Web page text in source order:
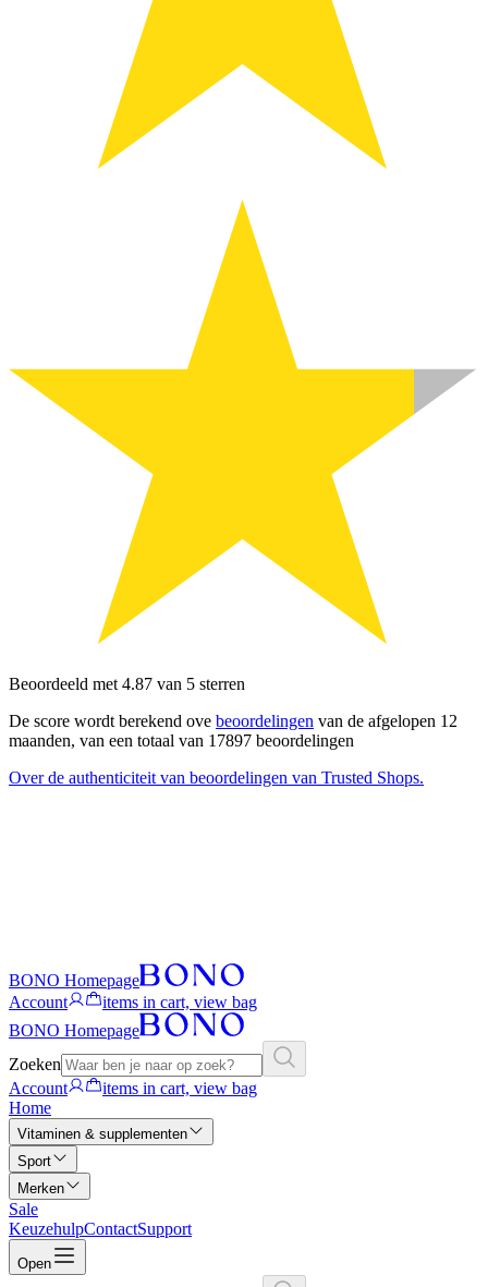
Beoordeeld met 4.87 van 5 sterren
De score wordt berekend ove beoordelingen van de afgelopen 12
maanden, van een totaal van 17897 beoordelingen
Over de authenticiteit van beoordelingen van Trusted Shops.
BONO Homepage
Account
items in cart, view bag
BONO Homepage
Zoeken
Account
items in cart, view bag
Home
Vitaminen & supplementen
Sport
Merken
Sale
KeuzehulpContactSupport
Open